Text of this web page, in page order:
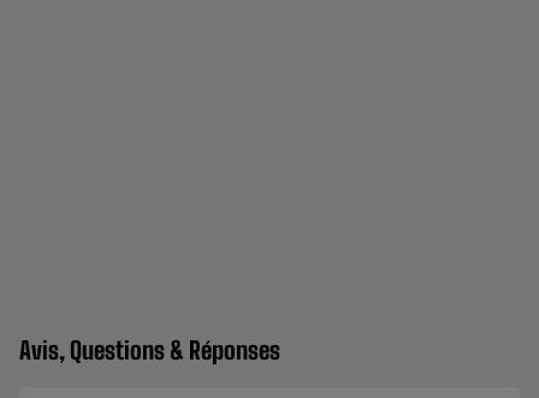
Avis, Questions & Réponses